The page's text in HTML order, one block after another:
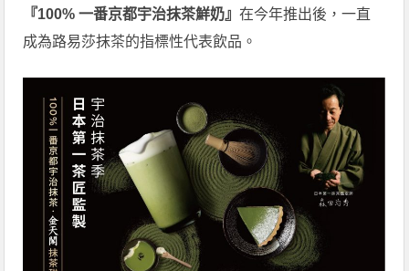
『100% 一番京都宇治抹茶鮮奶』在今年推出後，一直
成為路易莎抹茶的指標性代表飲品。